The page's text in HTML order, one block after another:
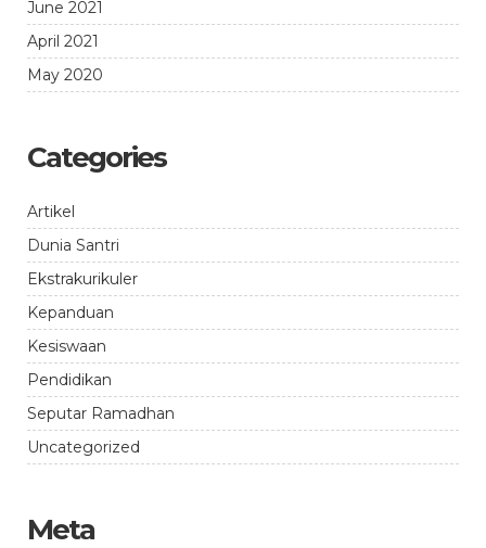
June 2021
April 2021
May 2020
Categories
Artikel
Dunia Santri
Ekstrakurikuler
Kepanduan
Kesiswaan
Pendidikan
Seputar Ramadhan
Uncategorized
Meta